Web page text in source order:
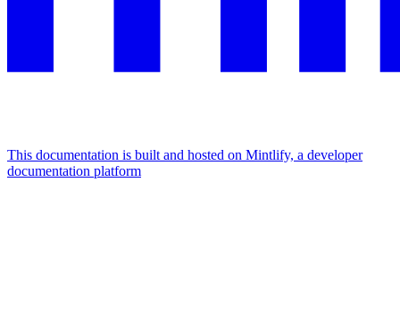
This documentation is built and hosted on Mintlify, a developer
documentation platform